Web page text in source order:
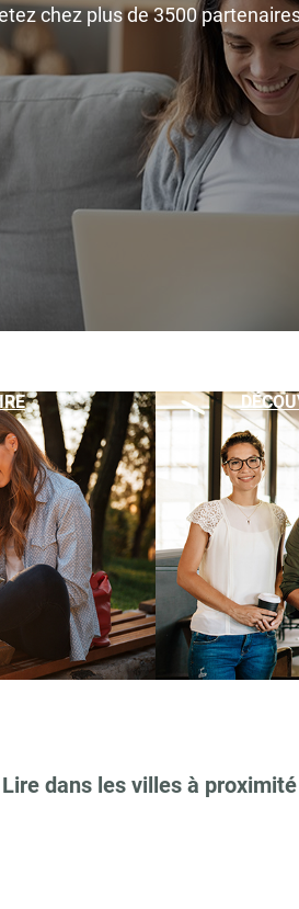
chez plus de 3500
dans les villes à proximité